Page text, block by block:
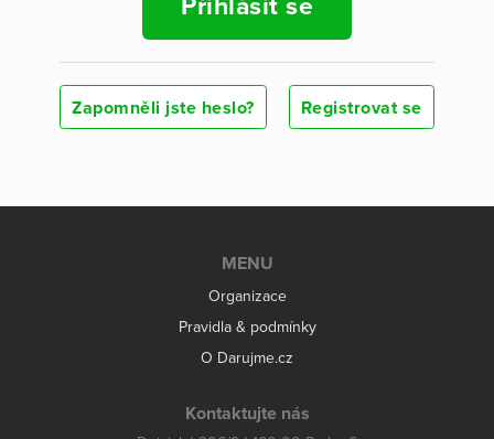
Přihlásit se
Zapomněli jste heslo? Registrovat se
MENU
Organizace
Pravidla & podmínky
O Darujme.cz
Kontaktujte nás